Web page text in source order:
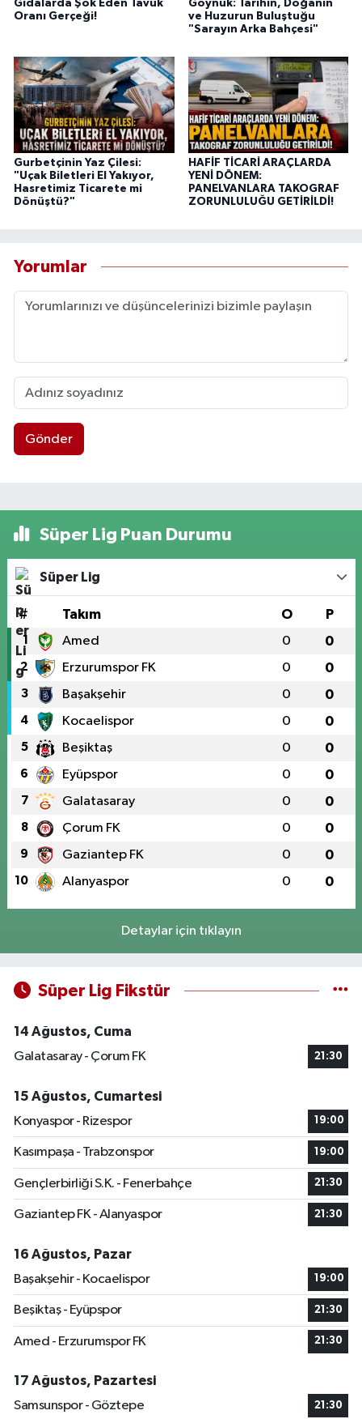
Gıdalarda Şok Eden Tavuk
Oranı Gerçeği!
Göynük: Tarihin, Doğanın
ve Huzurun Buluştuğu
"Sarayın Arka Bahçesi"
Gurbetçinin Yaz Çilesi:
"Uçak Biletleri El Yakıyor,
Hasretimiz Ticarete mi
Dönüştü?"
HAFİF TİCARİ ARAÇLARDA
YENİ DÖNEM:
PANELVANLARA TAKOGRAF
ZORUNLULUĞU GETİRİLDİ!
Yorumlar
Gönder
Süper Lig Puan Durumu
Süper Lig
# Takım O P
1 Amed 0 0
2 Erzurumspor FK 0 0
3 Başakşehir 0 0
4 Kocaelispor 0 0
5 Beşiktaş 0 0
6 Eyüpspor 0 0
7 Galatasaray 0 0
8 Çorum FK 0 0
9 Gaziantep FK 0 0
10 Alanyaspor 0 0
Detaylar için tıklayın
Süper Lig Fikstür
14 Ağustos, Cuma
Galatasaray - Çorum FK
21:30
15 Ağustos, Cumartesi
Konyaspor - Rizespor
19:00
Kasımpaşa - Trabzonspor 19:00
Gençlerbirliği S.K. - Fenerbahçe 21:30
Gaziantep FK - Alanyaspor 21:30
16 Ağustos, Pazar
Başakşehir - Kocaelispor
19:00
Beşiktaş - Eyüpspor 21:30
Amed - Erzurumspor FK 21:30
17 Ağustos, Pazartesi
Samsunspor - Göztepe
21:30